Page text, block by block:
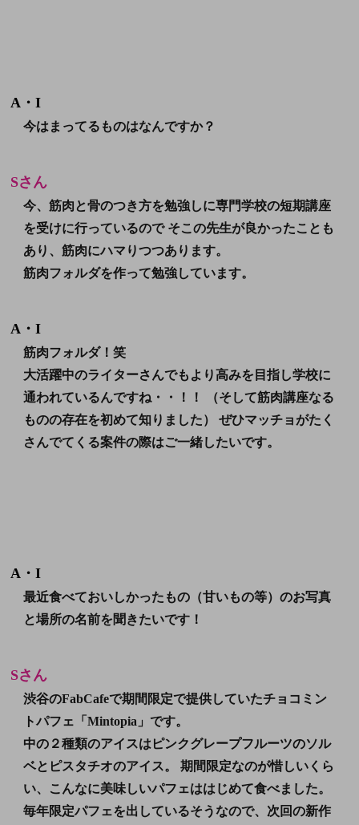
A・I
今はまってるものはなんですか？
Sさん
今、筋肉と骨のつき方を勉強しに専門学校の短期講座
を受けに行っているので そこの先生が良かったことも
あり、筋肉にハマりつつあります。
筋肉フォルダを作って勉強しています。
A・I
筋肉フォルダ！笑
大活躍中のライターさんでもより高みを目指し学校に
通われているんですね・・！！ （そして筋肉講座なる
ものの存在を初めて知りました） ぜひマッチョがたく
さんでてくる案件の際はご一緒したいです。
A・I
最近食べておいしかったもの（甘いもの等）のお写真
と場所の名前を聞きたいです！
Sさん
渋谷のFabCafeで期間限定で提供していたチョコミン
トパフェ「Mintopia」です。
中の２種類のアイスはピンクグレープフルーツのソル
ベとピスタチオのアイス。 期間限定なのが惜しいくら
い、こんなに美味しいパフェははじめて食べました。
毎年限定パフェを出しているそうなので、次回の新作